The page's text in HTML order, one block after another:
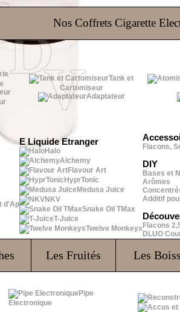
Nos Coffrets Cigarette
Tank et
Cartomiseur
Adaptateur
d'Ap
E Liquide Etranger
Halo
Alchemy
Flavour Art
HyprTonic
Medusa Juice
NKV
Snake Oil TMax
T-Juice
Twelve Monkeys
Flacons,
DIY
Bases et
Arômes
Additif
Flacons
DLUO
Les Fruités Les
Pipe
Electronique